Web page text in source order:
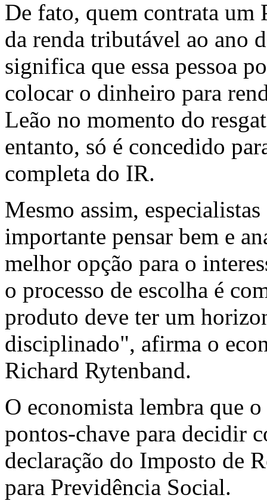
De fato, quem contrata um
da renda tributável ao ano
significa que essa pessoa
colocar o dinheiro para
Leão no momento do
entanto, só é concedido
completa do IR.
Mesmo assim,
importante pensar bem e
melhor opção para o
o processo de escolha é
produto deve ter um
disciplinado", afirma o
Richard Rytenband.
O economista lembra que
pontos-chave para decidir
declaração do Imposto de
para Previdência Social.